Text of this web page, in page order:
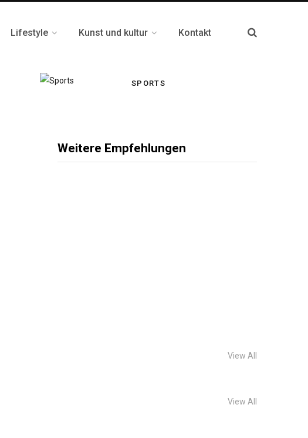
Lifestyle Kunst und kultur Kontakt
SPORTS
Weitere Empfehlungen
View All
View All